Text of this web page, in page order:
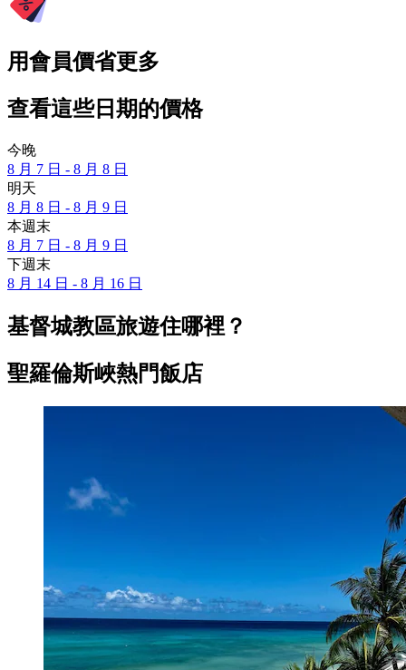
用會員價省更多
查看這些日期的價格
今晚
8 月 7 日 - 8 月 8 日
明天
8 月 8 日 - 8 月 9 日
本週末
8 月 7 日 - 8 月 9 日
下週末
8 月 14 日 - 8 月 16 日
基督城教區旅遊住哪裡？
聖羅倫斯峽熱門飯店